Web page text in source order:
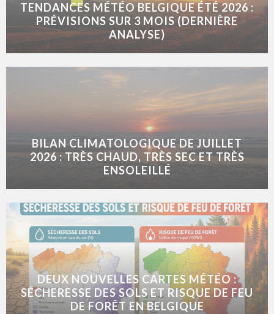
TENDANCES MÉTÉO BELGIQUE ÉTÉ 2026 :
PRÉVISIONS SUR 3 MOIS (DERNIÈRE
ANALYSE)
BILAN CLIMATOLOGIQUE DE JUILLET
2026 : TRÈS CHAUD, TRÈS SEC ET TRÈS
ENSOLEILLÉ
DEUX NOUVELLES CARTES MÉTÉO :
SÉCHERESSE DES SOLS ET RISQUE DE FEU
DE FORÊT EN BELGIQUE